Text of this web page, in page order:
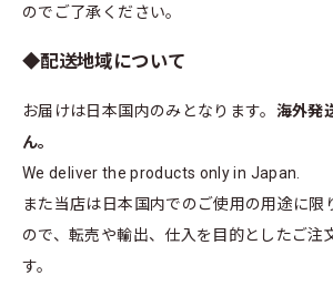
のでご了承ください。
◆配送地域について
お届けは日本国内のみとなります。 海外発
ん。
We deliver the products only in Japan.
また当店は日本国内でのご使用の用途に限
ので、転売や輸出、仕入を目的としたご注
す。